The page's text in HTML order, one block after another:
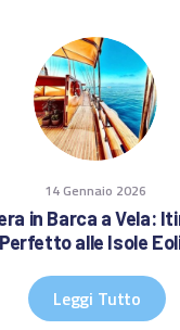
14 Gennaio 2026
in Barca a Vela:
Perfetto alle Isole
Leggi Tutto